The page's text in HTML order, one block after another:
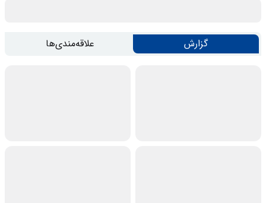
گزارش علاقه‌مندی‌ها